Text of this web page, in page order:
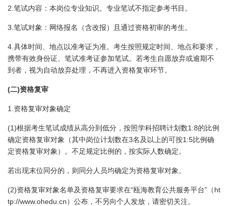
2. 笔试内容：本岗位专业知识。专业笔试不指定参考书目。
3. 笔试对象：网络报名（含改报）且通过资格初审的考生。
4. 具体时间、地点以准考证为准。考生按照规定时间、地点和要求，
携带有效身份证、笔试准考证参加笔试。若考生自愿放弃或逾期不
到者，视为自动放弃处理，不再进入资格复审环节。
(二)资格复审
1. 资格复审对象确定
(1)根据考生笔试成绩从高分到低分，按照学科招聘计划数1:8的比例
确定资格复审对象（其中岗位计划数在3名及以上的可按1:5比例确
定资格复审对象）。不足规定比例的，按实际人数确定。
若出现末位同分的，则同分人员均确定为资格复审对象。
(2)资格复审对象名单及资格复审要求在“ 瓯海教育公共服务平台” （ ht
tp://www.ohedu.cn ）公布，不另向个人发放，请密切关注。